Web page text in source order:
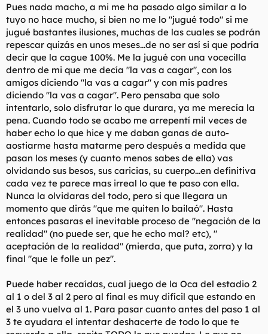
Pues nada macho, a mi me ha pasado algo similar a lo
tuyo no hace mucho, si bien no me lo "jugué todo" si me
jugué bastantes ilusiones, muchas de las cuales se podrán
repescar quizás en unos meses...de no ser así si que podría
decir que la cague 100%. Me la jugué con una vocecilla
dentro de mi que me decía "la vas a cagar", con los
amigos diciendo "la vas a cagar" y con mis padres
diciendo "la vas a cagar". Pero pensaba que solo
intentarlo, solo disfrutar lo que durara, ya me merecía la
pena. Cuando todo se acabo me arrepentí mil veces de
haber echo lo que hice y me daban ganas de auto-
aostiarme hasta matarme pero después a medida que
pasan los meses (y cuanto menos sabes de ella) vas
olvidando sus besos, sus caricias, su cuerpo...en definitiva
cada vez te parece mas irreal lo que te paso con ella.
Nunca la olvidaras del todo, pero si que llegara un
momento que dirás "que me quiten lo bailaó". Hasta
entonces pasaras el inevitable proceso de "negación de la
realidad" (no puede ser, que he echo mal? etc), "
aceptación de la realidad" (mierda, que puta, zorra) y la
final "que le folle un pez".
Puede haber recaídas, cual juego de la Oca del estadio 2
al 1 o del 3 al 2 pero al final es muy difícil que estando en
el 3 uno vuelva al 1. Para pasar cuanto antes del paso 1 al
3 te ayudara el intentar deshacerte de todo lo que te